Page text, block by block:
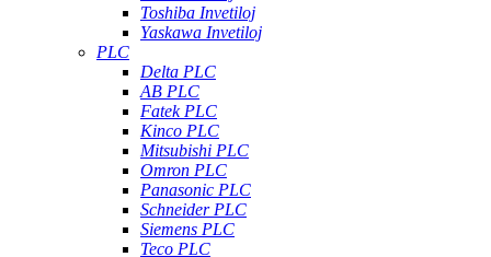
Toshiba Invetiloj
Yaskawa Invetiloj
PLC
Delta PLC
AB PLC
Fatek PLC
Kinco PLC
Mitsubishi PLC
Omron PLC
Panasonic PLC
Schneider PLC
Siemens PLC
Teco PLC